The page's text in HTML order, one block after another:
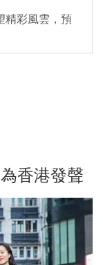
精彩風雲，預
香港發聲